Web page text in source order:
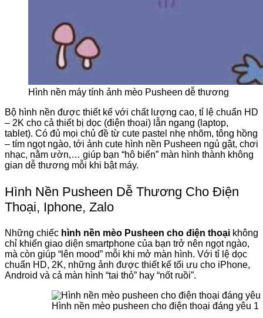
Hình nền máy tính ảnh mèo Pusheen dễ thương
Bộ hình nền được thiết kế với chất lượng cao, tỉ lệ chuẩn HD
– 2K cho cả thiết bị dọc (điện thoại) lẫn ngang (laptop,
tablet). Có đủ mọi chủ đề từ cute pastel nhẹ nhõm, tông hồng
– tím ngọt ngào, tới ảnh cute hình nền Pusheen ngủ gật, chơi
nhạc, nằm ườn,… giúp bạn “hô biến” màn hình thành không
gian dễ thương mỗi khi bật máy.
Hình Nền Pusheen Dễ Thương Cho Điện
Thoại, Iphone, Zalo
Những chiếc hình nền mèo Pusheen cho điện thoại không
chỉ khiến giao diện smartphone của bạn trở nên ngọt ngào,
mà còn giúp “lên mood” mỗi khi mở màn hình. Với tỉ lệ dọc
chuẩn HD, 2K, những ảnh được thiết kế tối ưu cho iPhone,
Android và cả màn hình “tai thỏ” hay “nốt ruồi”.
Hình nền mèo pusheen cho điện thoại đáng yêu 1